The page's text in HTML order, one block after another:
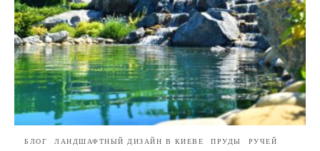
БЛОГ ЛАНДШАФТНЫЙ ДИЗАЙН В КИЕВЕ ПРУДЫ РУЧЕЙ